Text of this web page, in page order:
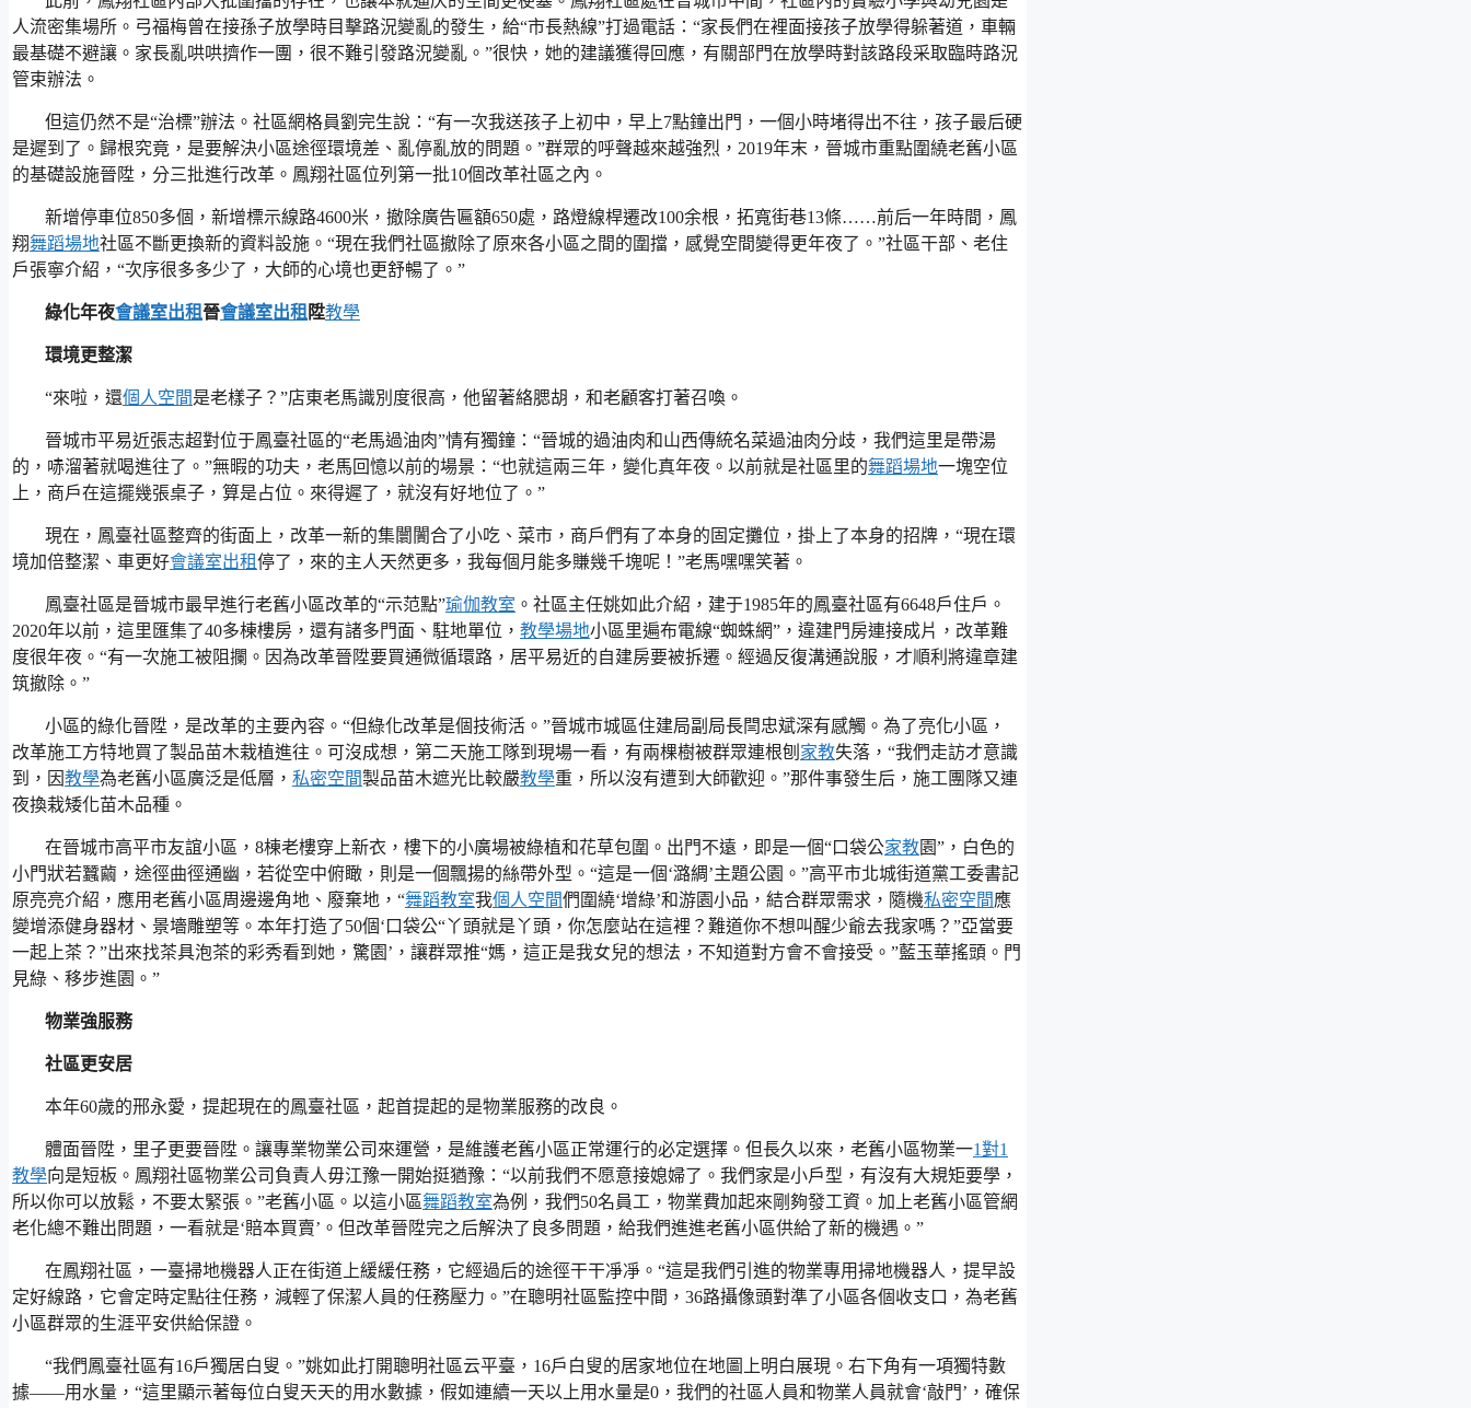
人流密集場所。弓福梅曾在接孫子放學時目擊路況變亂的發生，給“市長熱線”打過電話：“家長們在裡面接孩子放學得躲著道，車輛
最基礎不避讓。家長亂哄哄擠作一團，很不難引發路況變亂。”很快，她的建議獲得回應，有關部門在放學時對該路段采取臨時路況
管束辦法。
但這仍然不是“治標”辦法。社區網格員劉完生說：“有一次我送孩子上初中，早上7點鐘出門，一個小時堵得出不往，孩子最后硬
是遲到了。歸根究竟，是要解決小區途徑環境差、亂停亂放的問題。”群眾的呼聲越來越強烈，2019年末，晉城市重點圍繞老舊小區
的基礎設施晉陞，分三批進行改革。鳳翔社區位列第一批10個改革社區之內。
新增停車位850多個，新增標示線路4600米，撤除廣告匾額650處，路燈線桿遷改100余根，拓寬街巷13條……前后一年時間，鳳
翔舞蹈場地社區不斷更換新的資料設施。“現在我們社區撤除了原來各小區之間的圍擋，感覺空間變得更年夜了。”社區干部、老住
戶張寧介紹，“次序很多多少了，大師的心境也更舒暢了。”
綠化年夜會議室出租晉會議室出租 陞教學
環境更整潔
“來啦，還個人空間是老樣子？”店東老馬識別度很高，他留著絡腮胡，和老顧客打著召喚。
晉城市平易近張志超對位于鳳臺社區的“老馬過油肉”情有獨鐘：“晉城的過油肉和山西傳統名菜過油肉分歧，我們這里是帶湯
的，哧溜著就喝進往了。”無暇的功夫，老馬回憶以前的場景：“也就這兩三年，變化真年夜。以前就是社區里的舞蹈場地一塊空位
上，商戶在這擺幾張桌子，算是占位。來得遲了，就沒有好地位了。”
現在，鳳臺社區整齊的街面上，改革一新的集闤闠合了小吃、菜市，商戶們有了本身的固定攤位，掛上了本身的招牌，“現在環
境加倍整潔、車更好會議室出租停了，來的主人天然更多，我每個月能多賺幾千塊呢！”老馬嘿嘿笑著。
鳳臺社區是晉城市最早進行老舊小區改革的“示范點”瑜伽教室 。社區主任姚如此介紹，建于1985年的鳳臺社區有6648戶住戶。
2020年以前，這里匯集了40多棟樓房，還有諸多門面、駐地單位， 教學場地小區里遍布電線“蜘蛛網”，違建門房連接成片，改革難
度很年夜。“有一次施工被阻攔。因為改革晉陞要買通微循環路，居平易近的自建房要被拆遷。經過反復溝通說服，才順利將違章建
筑撤除。”
小區的綠化晉陞，是改革的主要內容。“但綠化改革是個技術活。”晉城市城區住建局副局長閆忠斌深有感觸。為了亮化小區，
改革施工方特地買了製品苗木栽植進往。可沒成想，第二天施工隊到現場一看，有兩棵樹被群眾連根刨 家教失落，“我們走訪才意識
到，因教學為老舊小區廣泛是低層， 私密空間製品苗木遮光比較嚴教學重，所以沒有遭到大師歡迎。”那件事發生后，施工團隊又連
夜換栽矮化苗木品種。
在晉城市高平市友誼小區，8棟老樓穿上新衣，樓下的小廣場被綠植和花草包圍。出門不遠，即是一個“口袋公家教園”，白色的
小門狀若蠶繭，途徑曲徑通幽，若從空中俯瞰，則是一個飄揚的絲帶外型。“這是一個‘潞綢’主題公園。”高平市北城街道黨工委書記
原亮亮介紹，應用老舊小區周邊邊角地、廢棄地，“舞蹈教室我個人空間們圍繞‘增綠’和游園小品，結合群眾需求，隨機私密空間應
變增添健身器材、景墻雕塑等。本年打造了50個‘口袋公“丫頭就是丫頭，你怎麼站在這裡？難道你不想叫醒少爺去我家嗎？”亞當要
一起上茶？”出來找茶具泡茶的彩秀看到她，驚園’，讓群眾推“媽，這正是我女兒的想法，不知道對方會不會接受。”藍玉華搖頭。門
見綠、移步進園。”
物業強服務
社區更安居
本年60歲的邢永愛，提起現在的鳳臺社區，起首提起的是物業服務的改良。
體面晉陞，里子更要晉陞。讓專業物業公司來運營，是維護老舊小區正常運行的必定選擇。但長久以來，老舊小區物業一1對1
教學向是短板。鳳翔社區物業公司負責人毋江豫一開始挺猶豫：“以前我們不愿意接媳婦了。我們家是小戶型，有沒有大規矩要學，
所以你可以放鬆，不要太緊張。”老舊小區。以這小區舞蹈教室為例，我們50名員工，物業費加起來剛夠發工資。加上老舊小區管網
老化總不難出問題，一看就是‘賠本買賣’。但改革晉陞完之后解決了良多問題，給我們進進老舊小區供給了新的機遇。”
在鳳翔社區，一臺掃地機器人正在街道上緩緩任務，它經過后的途徑干干凈凈。“這是我們引進的物業專用掃地機器人，提早設
定好線路，它會定時定點往任務，減輕了保潔人員的任務壓力。”在聰明社區監控中間，36路攝像頭對準了小區各個收支口，為老舊
小區群眾的生涯平安供給保證。
“我們鳳臺社區有16戶獨居白叟。”姚如此打開聰明社區云平臺，16戶白叟的居家地位在地圖上明白展現。右下角有一項獨特數
據——用水量，“這里顯示著每位白叟天天的用水數據，假如連續一天以上用水量是0，我們的社區人員和物業人員就會‘敲門’，確保